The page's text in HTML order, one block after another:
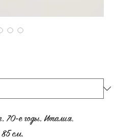
70-е годы, Италия.
см.